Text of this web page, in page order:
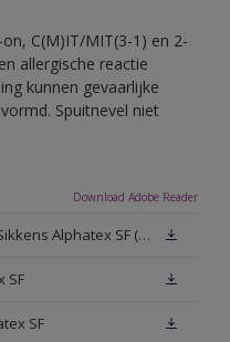
C(M)IT/MIT(3-1) en 2-
allergische reactie
kunnen gevaarlijke
Spuitnevel niet
Download Adobe Reader
Technische Informatieblad Sikkens Alphatex SF (PDF)
SF
SF